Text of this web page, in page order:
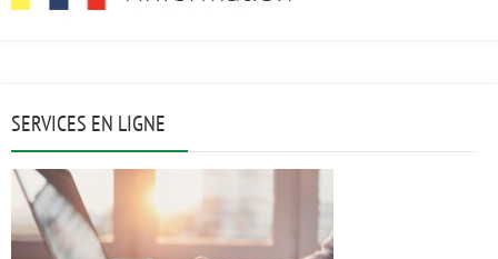
SERVICES EN LIGNE